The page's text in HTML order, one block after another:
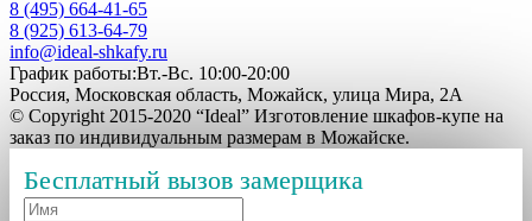
8 (495) 664-41-65
8 (925) 613-64-79
info@ideal-shkafy.ru
График работы:Вт.-Вс. 10:00-20:00
Россия, Московская область, Можайск, улица Мира, 2А
© Copyright 2015-2020 “Ideal” Изготовление шкафов-купе на
заказ по индивидуальным размерам в Можайске.
Бесплатный вызов замерщика